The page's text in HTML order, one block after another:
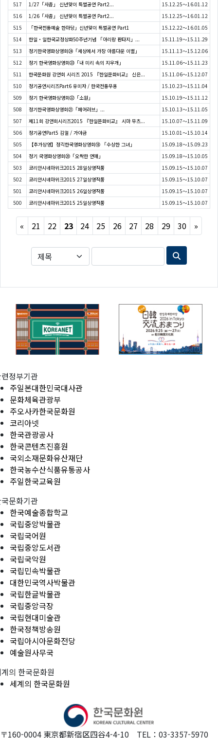
517
1/27「사춤」 신년맞이 특별공연 Part2...
15.12.25～16.01.12
516
1/26「사춤」 신년맞이 특별공연 Part2...
15.12.25～16.01.12
515
「한국전통예술 한마당」신년맞이 특별공연 Part1
15.12.22～16.01.05
514
한일・일한국교정상화50주년기념 「아리랑 판타지」...
15.11.19～15.11.29
513
정기한국영화상영회㉔「세상에서 가장 아름다운 이별」
15.11.13～15.12.06
512
정기 한국영화상영회㉓「내 미리 속의 지우개」
15.11.06～15.11.23
511
한국문화원 강연회 시리즈 2015 『한일문화비교』 신은...
15.11.06～15.12.07
510
정기공연시리즈Part6 유미자 / 한국전통무용
15.10.23～15.11.04
509
정기 한국영화상영회㉒「소원」
15.10.19～15.11.12
508
정기한국영화상영회㉑「페어러브」...
15.10.13～15.11.05
507
제11회 강연회시리즈2015 『한일문화비교』 시마 무츠...
15.10.07～15.11.09
506
정기공연Part5 김얼 / 가야금
15.10.01～15.10.14
505
【추가상영】정긱한국영화상영회⑱ 「수상한 그녀」
15.09.18～15.09.23
504
정기 국영화상영회⑳「오싹한 연애」
15.09.18～15.10.05
503
코리안시네마위크2015 28일상영작품
15.09.15～15.10.07
502
코리안시네마위크2015 27일상영작품
15.09.15～15.10.07
501
코리안시네마위크2015 26일상영작품
15.09.15～15.10.07
500
코리안시네마위크2015 25일상영작품 15.09.15～15.10.07
« Previous
21 22 23 24 25 26 27 28 29 30 »Next
정부기관
주일본대한민국대사관
문화체육관광부
주오사카한국문화원
코리아넷
한국관광공사
한국콘텐츠진흥원
국외소재문화유산재단
한국농수산식품유통공사
주일한국교육원
문화기관
한국예술종합학교
국립중앙박물관
국립국어원
국립중앙도서관
국립국악원
국립민속박물관
대한민국역사박물관
국립한글박물관
국립중앙극장
국립현대미술관
한국정책방송원
국립아시아문화전당
예술원사무국
의 한국문화원
세계의 한국문화원
〒160-0004 東京都新宿区四谷4-4-10 TEL：03-3357-5970